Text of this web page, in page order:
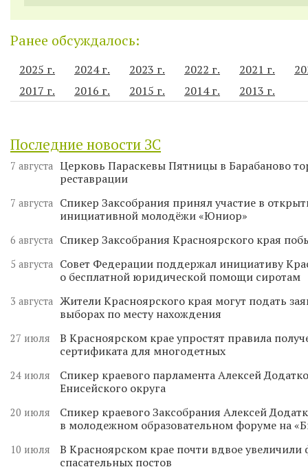
Ранее обсуждалось:
2025 г. 2024 г. 2023 г. 2022 г. 2021 г.
2017 г.
2016 г. 2015 г. 2014 г. 2013 г.
Последние новости ЗС
7 августа Церковь Параскевы Пятницы в Барабаново
реставрации
7 августа
Спикер Заксобрания принял участие в
инициативной молодёжи «Юниор»
6 августа Спикер Заксобрания Красноярского края
5 августа
Совет Федерации поддержал инициативу
о бесплатной юридической помощи сиротам
3 августа Жители Красноярского края могут подать
выборах по месту нахождения
27 июля
В Красноярском крае упростят правила
сертификата для многодетных
24 июля
Спикер краевого парламента Алексей
Енисейского округа
20 июля
Спикер краевого Заксобрания Алексей
в молодежном образовательном форуме на
10 июля
В Красноярском крае почти вдвое
спасательных постов